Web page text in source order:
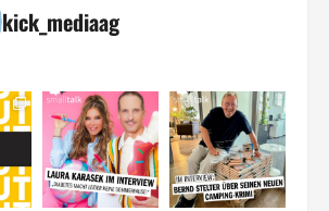
kick_mediaag